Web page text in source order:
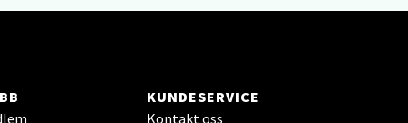
KUNDESERVICE
Kontakt oss